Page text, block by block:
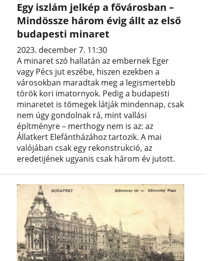
Egy iszlám jelkép a fővárosban –
Mindössze három évig állt az első
budapesti minaret
2023. december 7. 11:30
A minaret szó hallatán az embernek Eger
vagy Pécs jut eszébe, hiszen ezekben a
városokban maradtak meg a legismertebb
török kori imatornyok. Pedig a budapesti
minaretet is tömegek látják mindennap, csak
nem úgy gondolnak rá, mint vallási
építményre – merthogy nem is az: az
Állatkert Elefántházához tartozik. A mai
valójában csak egy rekonstrukció, az
eredetijének ugyanis csak három év jutott.